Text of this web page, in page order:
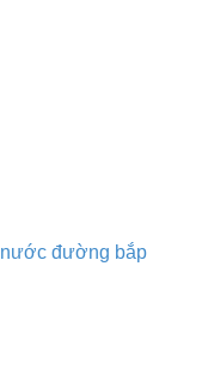
nước đường bắp